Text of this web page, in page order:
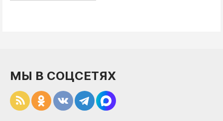
МЫ В СОЦСЕТЯХ